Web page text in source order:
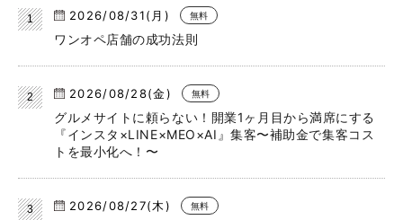
2026/08/31(月) 無料
ワンオペ店舗の成功法則
2026/08/28(金) 無料
グルメサイトに頼らない！開業1ヶ月目から満席にする
『インスタ×LINE×MEO×AI』集客〜補助金で集客コス
トを最小化へ！〜
2026/08/27(木) 無料